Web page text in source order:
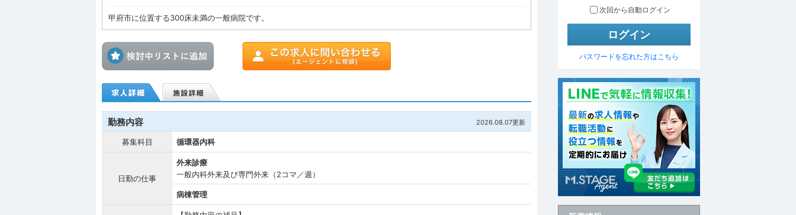
甲府市に位置する300床未満の一般病院です。
検討中リストに追加
勤務内容 2026.08.07更新
募集科目 循環器内科
日勤の仕事
外来診療
一般内科外来及び専門外来（2コマ／週）
病棟管理
次回から自動ログイン
パスワードを忘れた方はこちら